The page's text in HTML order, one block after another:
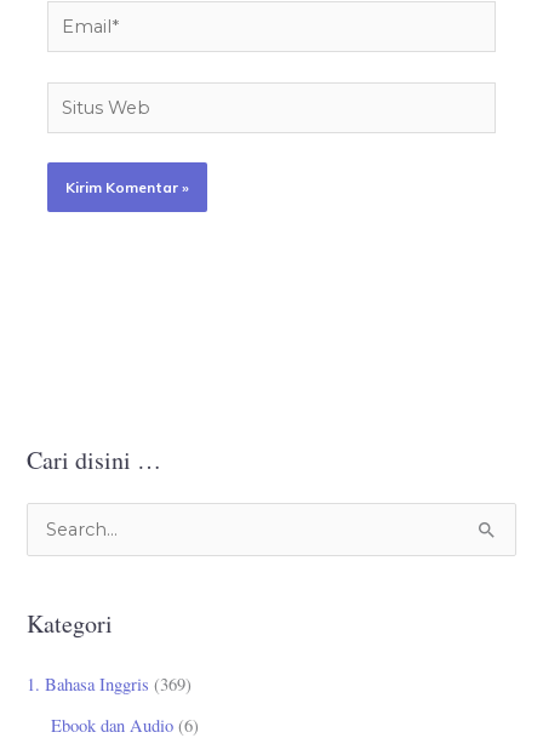
Email*
Situs
Web
Cari disini …
i
u
Kategori
1. Bahasa Inggris (369)
Ebook dan Audio (6)